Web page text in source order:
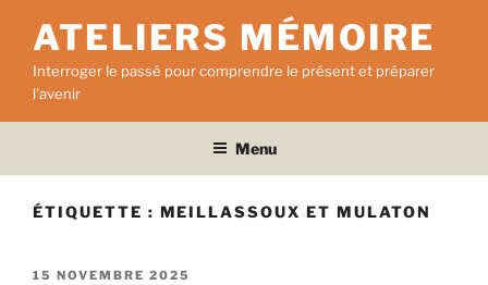
contenu
principal
ATELIERS MÉMOIRE
Interroger le passé pour comprendre le présent et préparer
l'avenir
Menu
ÉTIQUETTE : MEILLASSOUX ET MULATON
PUBLIÉ
15 NOVEMBRE 2025